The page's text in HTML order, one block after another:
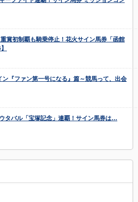
賞初制覇も騎乗停止！花火サイン馬券「函館
ン『ファン第一号になる』篇～競馬って、出会
タバル「宝塚記念」連覇！サイン馬券は…